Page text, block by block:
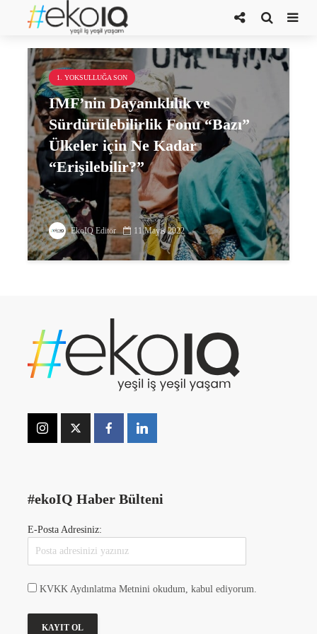
Chloé Farand
1. YOKSULLUĞA SON
IMF’nin Dayanıklılık ve
Sürdürülebilirlik Fonu “Bazı”
Ülkeler için Ne Kadar
“Erişilebilir?”
EkoIQ Editör 11 Mayıs 2022
#ekoIQ Haber Bülteni
E-Posta Adresiniz:
KVKK Aydınlatma Metnini okudum, kabul ediyorum.